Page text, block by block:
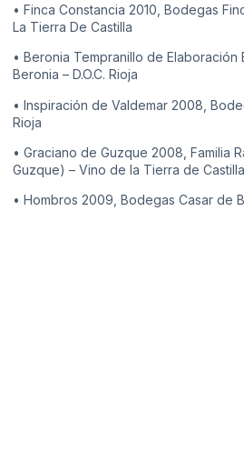
• Finca Constancia 2010, Bodegas
La Tierra De Castilla
• Beronia Tempranillo de Elaboración
Beronia – D.O.C. Rioja
• Inspiración de Valdemar 2008,
Rioja
• Graciano de Guzque 2008, Familia
Guzque) – Vino de la Tierra de Castilla
• Hombros 2009, Bodegas Casar de